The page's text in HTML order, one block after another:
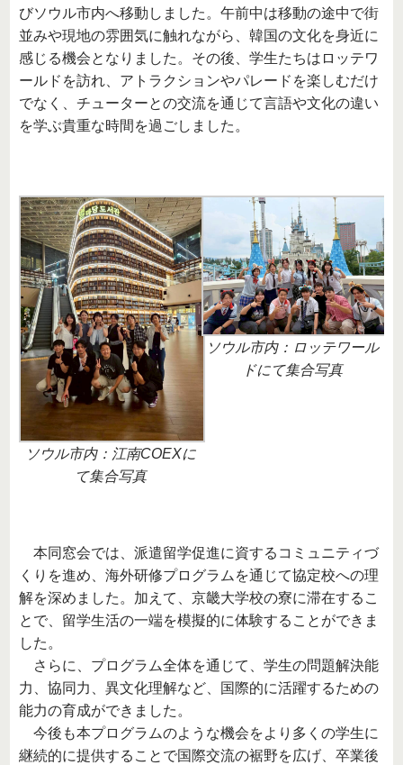
びソウル市内へ移動しました。午前中は移動の途中で街
並みや現地の雰囲気に触れながら、韓国の文化を身近に
感じる機会となりました。その後、学生たちはロッテワ
ールドを訪れ、アトラクションやパレードを楽しむだけ
でなく、チューターとの交流を通じて言語や文化の違い
を学ぶ貴重な時間を過ごしました。
ソウル市内：江南COEXに
て集合写真
ソウル市内：ロッテワール
ドにて集合写真
本同窓会では、派遣留学促進に資するコミュニティづ
くりを進め、海外研修プログラムを通じて協定校への理
解を深めました。加えて、京畿大学校の寮に滞在するこ
とで、留学生活の一端を模擬的に体験することができま
した。
さらに、プログラム全体を通じて、学生の問題解決能
力、協同力、異文化理解など、国際的に活躍するための
能力の育成ができました。
今後も本プログラムのような機会をより多くの学生に
継続的に提供することで国際交流の裾野を広げ、卒業後